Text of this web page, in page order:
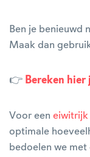
Ben je benieuwd
Maak dan
👉 Bereken
Voor een eiwitrijk
optimale
bedoelen we